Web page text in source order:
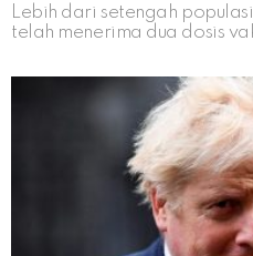
Lebih dari setengah
telah menerima dua dosis